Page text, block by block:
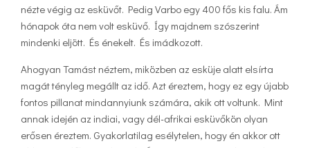
nézte végig az esküvőt. Pedig Varbo egy 400 fős kis falu. Ám
hónapok óta nem volt esküvő. Így majdnem szószerint
mindenki eljött. És énekelt. És imádkozott.
Ahogyan Tamást néztem, miközben az esküje alatt elsírta
magát tényleg megállt az idő. Azt éreztem, hogy ez egy újabb
fontos pillanat mindannyiunk számára, akik ott voltunk. Mint
annak idején az indiai, vagy dél-afrikai esküvőkön olyan
erősen éreztem. Gyakorlatilag esélytelen, hogy én akkor ott